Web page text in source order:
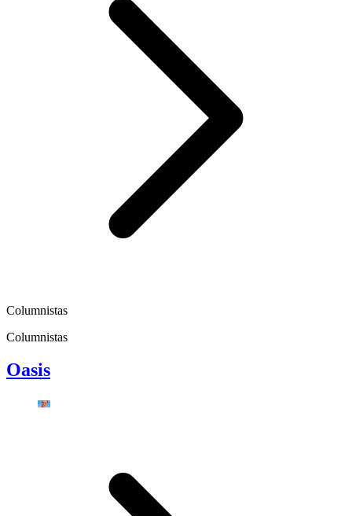
Columnistas
Columnistas
Oasis